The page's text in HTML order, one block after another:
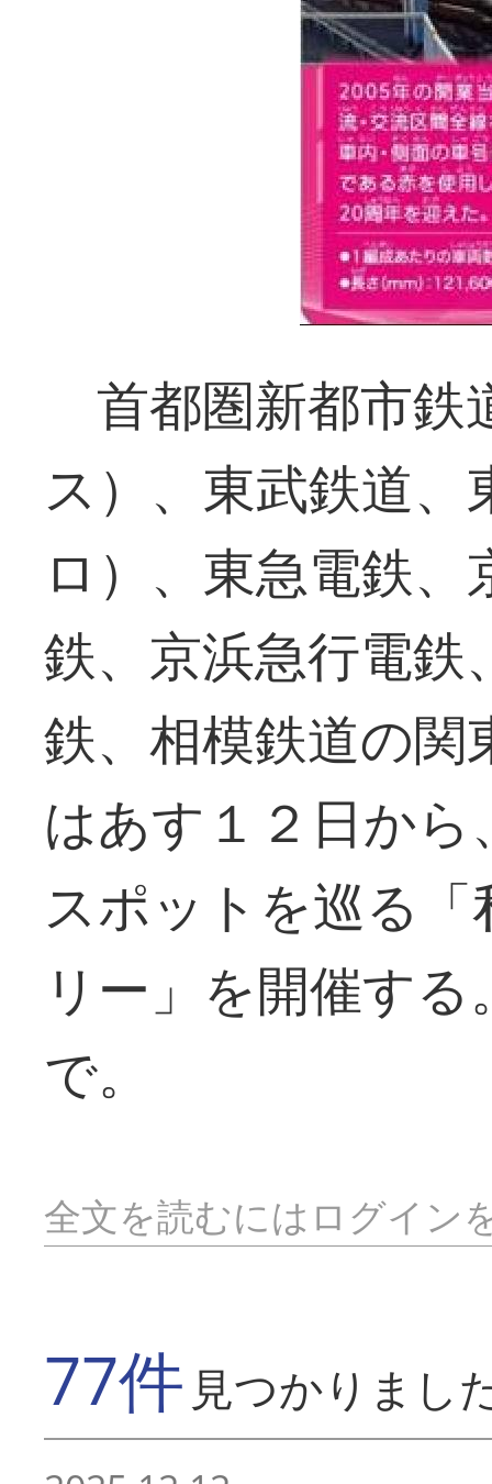
首都圏新都市鉄
ス）、東武鉄道
ロ）、東急電鉄
鉄、京浜急行電鉄
鉄、相模鉄道の関
はあす１２日か
スポットを巡る
リー」を開催す
で。
全文を読むにはログイン
77件 見つかりまし